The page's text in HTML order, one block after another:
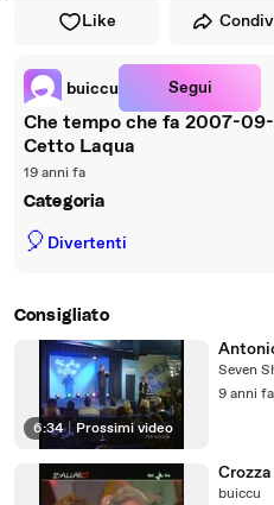
Like
buiccu Segui
Che tempo che fa 2007-
Cetto Laqua
19 anni fa
Categoria
🎈 Divertenti
Consigliato
6:34 | Prossimi video
Seven
9 anni fa
buiccu